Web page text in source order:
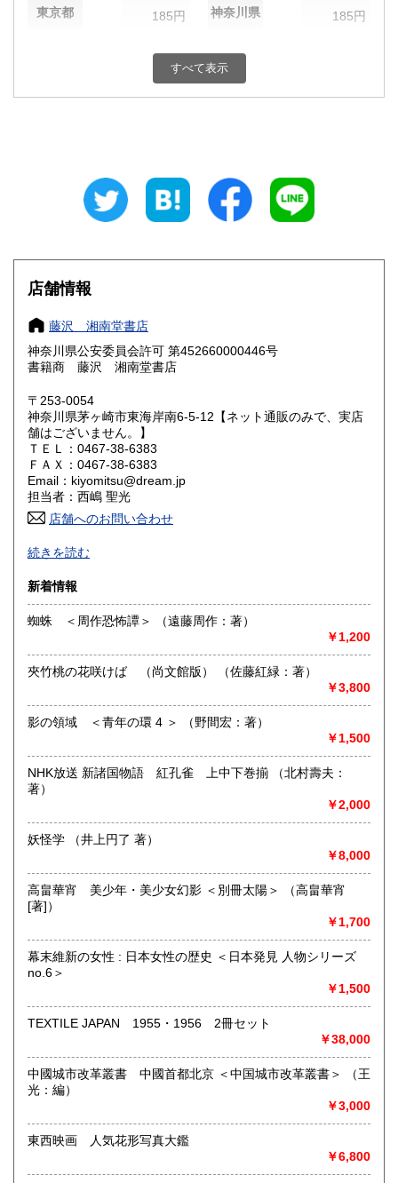
東京都 185円 神奈川県 185円
185円 富山県
185円 三重県
大阪府
奈良県
鳥取県 185円 島根県
岡山県
山口県
香川県 185円
高知県 185円
佐賀県
熊本県
宮崎県 185円 鹿児島県
185円
すべて表示
店舗情報
藤沢 湘南堂書店
神奈川県公安委員会許可 第452660000446号
書籍商 藤沢 湘南堂書店
〒253-0054
神奈川県茅ヶ崎市東海岸南6-5-12【ネット通販のみで、実店
舗はございません。】
ＴＥＬ：0467-38-6383
ＦＡＸ：0467-38-6383
Email：kiyomitsu@dream.jp
担当者：西嶋 聖光
店舗へのお問い合わせ
良書・古書とサブカルチャーの陰と陽。国史・軍事・宗教・
文芸・芸能・美術・工芸・趣味書より、CD・DVD・古書漫
の新旧書籍とおもちゃ混在乱舞のちらし寿司書店。江戸のト
ッピングもあります。
最寄駅：茅ヶ崎駅
営業時間：平日・祝日:9:00～15:00 土日:休日【※7月23日
(木)は臨時休業日とさせて頂きます。 ご不便をお掛けいたし
まして誠に申し訳ございません。】
定休日：土曜日・日曜日
書籍の買取について
-
取り扱い分野
哲学宗教、歴史、美術工芸、趣味、サブカルチャー
続きを読む
新着情報
蜘蛛 ＜周作恐怖譚＞ （遠藤周作：著）
￥1,200
夾竹桃の花咲けば （尚文館版） （佐藤紅緑：著）
￥3,800
影の領域 ＜青年の環 4 ＞ （野間宏：著）
￥1,500
NHK放送 新諸国物語 紅孔雀 上中下巻揃 （北村壽夫：
著）
￥2,000
妖怪学 （井上円了 著）
￥8,000
高畠華宵 美少年・美少女幻影 ＜別冊太陽＞ （高畠華宵
[著]）
￥1,700
幕末維新の女性 : 日本女性の歴史 ＜日本発見 人物シリーズ
no.6＞
￥1,500
TEXTILE JAPAN 1955・1956 2冊セット
￥38,000
中國城市改革叢書 中國首都北京 ＜中国城市改革叢書＞ （王
光：編）
￥3,000
東西映画 人気花形写真大鑑
￥6,800